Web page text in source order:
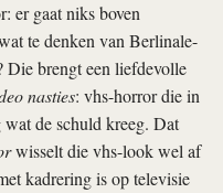
er gaat niks boven
te denken van Berlinale-
brengt een liefdevolle
nasties: vhs-horror die in
de schuld kreeg. Dat
wisselt die vhs-look wel af
kadrering is op televisie